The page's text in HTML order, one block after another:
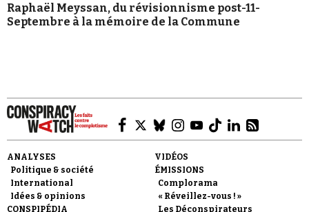
Raphaël Meyssan, du révisionnisme post-11-
Septembre à la mémoire de la Commune
ANALYSES
Politique & société
International
Idées & opinions
CONSPIPÉDIA
VIDÉOS
ÉMISSIONS
Complorama
« Réveillez-vous ! »
Les Déconspirateurs